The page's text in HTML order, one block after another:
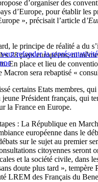
d’organiser des
d’Europe, pour établir les
», précisait l’article d
refonder la
le principe de réalité a du
28 pays européens, ni
En place et lieu de
Macron sera rebaptisé «
certains Etats membres,
jeune Président français, qui
la France en Europe.
: La République en
européenne dans le
sur le sujet au premier
citoyennes seront
et la société civile, dans
doute plus tard », tempère
LREM des Français du